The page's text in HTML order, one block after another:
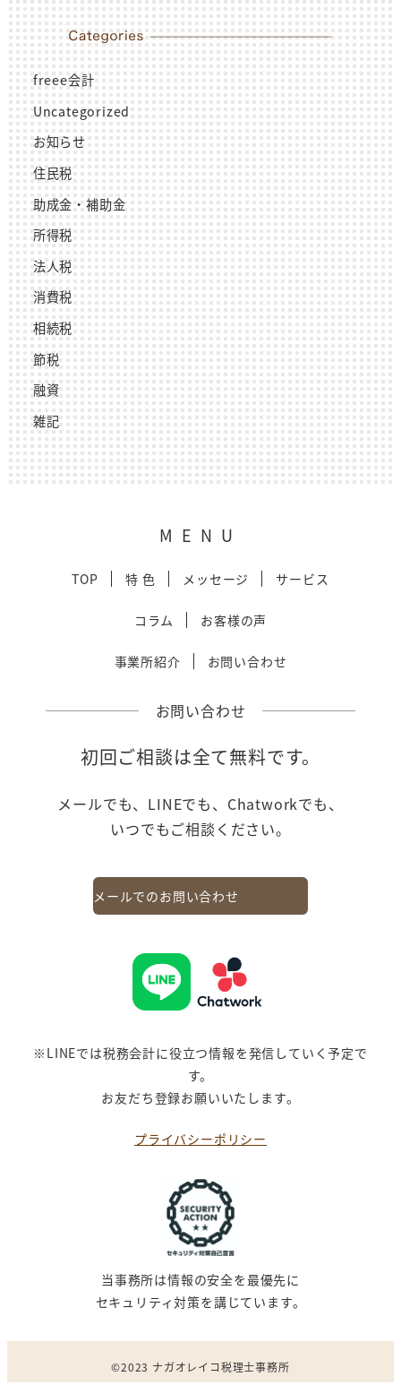
freee会計
Uncategorized
お知らせ
住民税
助成金・補助金
所得税
法人税
消費税
相続税
節税
融資
雑記
MENU
TOP 特 色 メッセージ サービス
コラム お客様の声
事業所紹介 お問い合わせ
お問い合わせ
初回ご相談は全て無料です。
メールでも、LINEでも、Chatworkでも、
いつでもご相談ください。
メールでのお問い合わせ
※LINEでは税務会計に役立つ情報を発信していく予定で
す。
お友だち登録お願いいたします。
プライバシーポリシー
当事務所は情報の安全を最優先に
セキュリティ対策を講じています。
©︎2023 ナガオレイコ税理士事務所